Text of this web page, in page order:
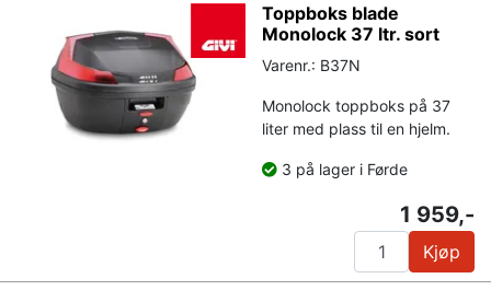
Toppboks blade
Monolock 37 ltr. sort
Varenr.: B37N
Monolock toppboks på 37
liter med plass til en hjelm.
3 på lager i Førde
1 959,-
Kjøp